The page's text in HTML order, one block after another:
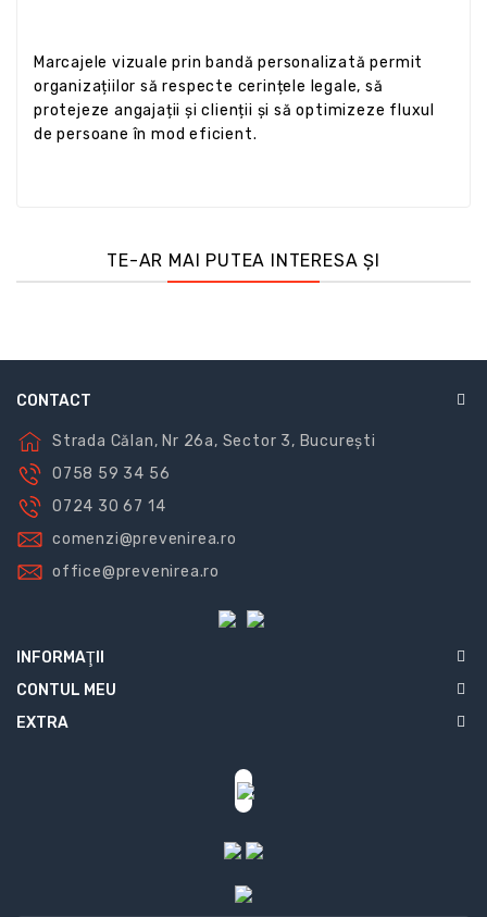
Marcajele vizuale prin bandă personalizată permit
organizațiilor să respecte cerințele legale, să
protejeze angajații și clienții și să optimizeze fluxul
de persoane în mod eficient.
TE-AR MAI PUTEA INTERESA ȘI
CONTACT
Strada Călan, Nr 26a, Sector 3, București
0758 59 34 56
0724 30 67 14
comenzi@prevenirea.ro
office@prevenirea.ro
INFORMAŢII
CONTUL MEU
EXTRA